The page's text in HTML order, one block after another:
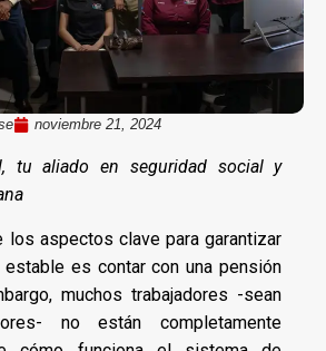
noviembre 21, 2024
tu aliado en seguridad social y
los aspectos clave para garantizar
es contar con una pensión
muchos trabajadores -sean
no están completamente